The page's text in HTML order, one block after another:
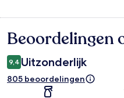
Beoordelingen
Beoordelingen
9,4 Uitzonderlijk
805 beoordelingen